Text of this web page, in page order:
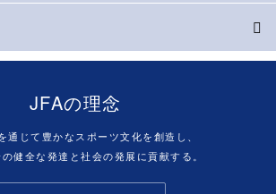
JFAの理念
通じて豊かなスポーツ文化を創造し、
健全な発達と社会の発展に貢献する。